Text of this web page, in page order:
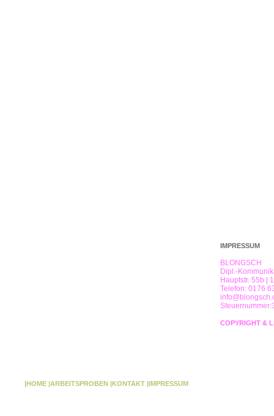
IMPRESSUM
BLONGSCH
Dipl.-
Hauptstr. 55b |
Telefon: 0176
COPYRIGHT &
|HOME |ARBEITSPROBEN |KONTAKT |IMPRESSUM